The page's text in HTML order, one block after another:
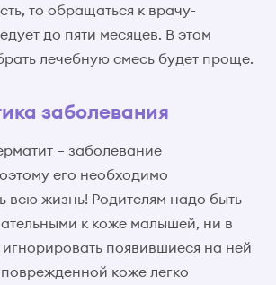
то обращаться к врачу-
до пяти месяцев. В этом
лечебную смесь будет проще.
заболевания
– заболевание
его необходимо
всю жизнь! Родителям надо быть
к коже малышей, ни в
появившиеся на ней
коже легко